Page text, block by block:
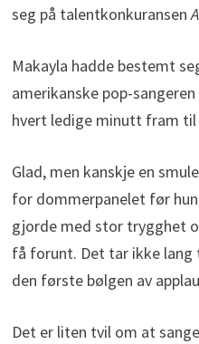
seg på talentkonkuransen
Makayla hadde bestemt
amerikanske pop-
hvert ledige minutt fram til
Glad, men kanskje en
for dommerpanelet før
gjorde med stor trygghet
få forunt. Det tar ikke
den første bølgen av
Det er liten tvil om at